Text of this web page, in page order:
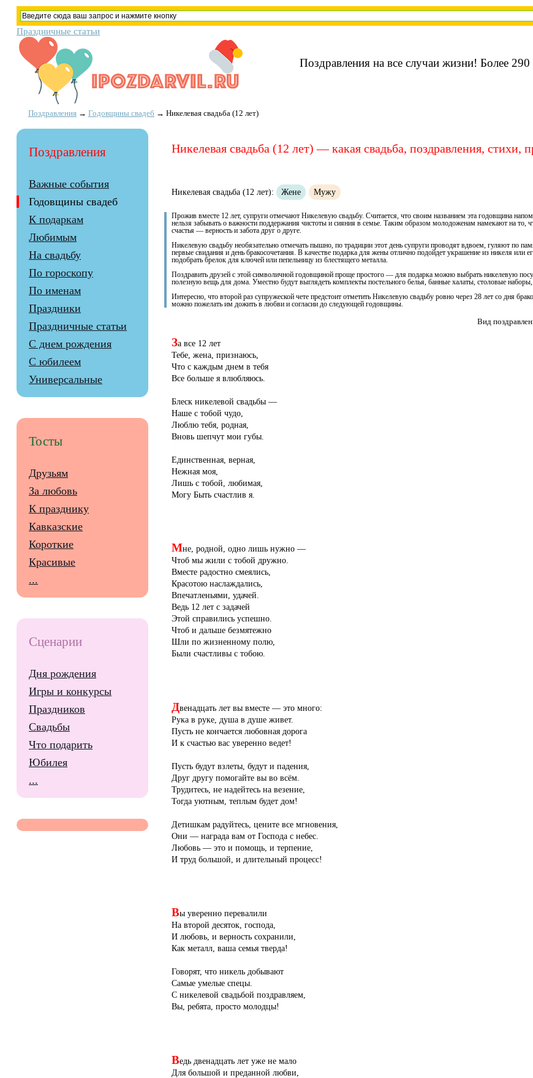
Праздничные статьи
Поздравления на все случаи жизни! Более
Поздравления → Годовщины свадеб → Никелевая свадьба (12 лет)
Никелевая свадьба (12 лет) — какая свадьба, поздравления, стихи,
Никелевая свадьба (12 лет): Жене Мужу
Прожив вместе 12 лет, супруги отмечают Никелевую свадьбу. Считается, что своим названием эта годовщина
нельзя забывать о важности поддержания чистоты и сияния в семье. Таким образом молодоженам намекают на то,
счастья — верность и забота друг о друге.
Никелевую свадьбу необязательно отмечать пышно, по традиции этот день супруги проводят вдвоем, гуляют по
первые свидания и день бракосочетания. В качестве подарка для жены отлично подойдет украшение из никеля или
подобрать брелок для ключей или пепельницу из блестящего металла.
Поздравить друзей с этой символичной годовщиной проще простого — для подарка можно выбрать никелевую
полезную вещь для дома. Уместно будут выглядеть комплекты постельного белья, банные халаты, столовые наборы,
Интересно, что второй раз супружеской чете предстоит отметить Никелевую свадьбу ровно через 28 лет со дня
можно пожелать им дожить в любви и согласии до следующей годовщины.
Вид
За все 12 лет
Тебе, жена, признаюсь,
Что с каждым днем в тебя
Все больше я влюбляюсь.
Блеск никелевой свадьбы —
Наше с тобой чудо,
Люблю тебя, родная,
Вновь шепчут мои губы.
Единственная, верная,
Нежная моя,
Лишь с тобой, любимая,
Могу Быть счастлив я.
Мне, родной, одно лишь нужно —
Чтоб мы жили с тобой дружно.
Вместе радостно смеялись,
Красотою наслаждались,
Впечатленьями, удачей.
Ведь 12 лет с задачей
Этой справились успешно.
Чтоб и дальше безмятежно
Шли по жизненному полю,
Были счастливы с тобою.
Двенадцать лет вы вместе — это много:
Рука в руке, душа в душе живет.
Пусть не кончается любовная дорога
И к счастью вас уверенно ведет!
Пусть будут взлеты, будут и падения,
Друг другу помогайте вы во всём.
Трудитесь, не надейтесь на везение,
Тогда уютным, теплым будет дом!
Детишкам радуйтесь, цените все мгновения,
Они — награда вам от Господа с небес.
Любовь — это и помощь, и терпение,
И труд большой, и длительный процесс!
Вы уверенно перевалили
На второй десяток, господа,
И любовь, и верность сохранили,
Как металл, ваша семья тверда!
Говорят, что никель добывают
Самые умелые спецы.
С никелевой свадьбой поздравляем,
Вы, ребята, просто молодцы!
Ведь двенадцать лет уже не мало
Для большой и преданной любви,
Поздравления
Важные события
Годовщины свадеб
К подаркам
Любимым
На свадьбу
По гороскопу
По именам
Праздники
Праздничные статьи
С днем рождения
С юбилеем
Универсальные
Тосты
Друзьям
За любовь
К празднику
Кавказские
Короткие
Красивые
...
Сценарии
Дня рождения
Игры и конкурсы
Праздников
Свадьбы
Что подарить
Юбилея
...